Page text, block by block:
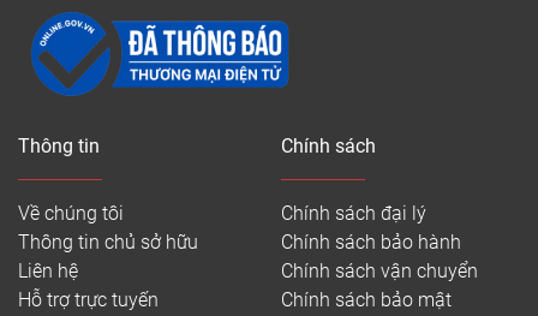
Thông tin
Về chúng tôi
Thông tin chủ sở hữu
Liên hệ
Hỗ trợ trực tuyến
Chính sách
Chính sách đại lý
Chính sách bảo hành
Chính sách vận chuyển
Chính sách bảo mật